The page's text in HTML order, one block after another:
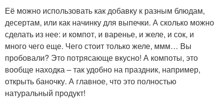
Её можно использовать как добавку к разным блюдам,
десертам, или как начинку для выпечки. А сколько можно
сделать из нее: и компот, и варенье, и желе, и сок, и
много чего еще. Чего стоит только желе, ммм… Вы
пробовали? Это потрясающе вкусно! А компоты, это
вообще находка – так удобно на праздник, например,
открыть баночку. А главное, что это полностью
натуральный продукт!